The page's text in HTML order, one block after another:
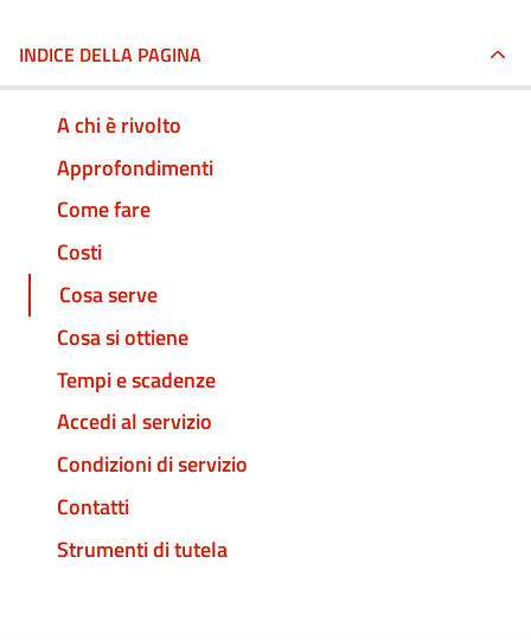
INDICE DELLA PAGINA
A chi è rivolto
Approfondimenti
Come fare
Costi
Cosa serve
Cosa si ottiene
Tempi e scadenze
Accedi al servizio
Condizioni di servizio
Contatti
Strumenti di tutela